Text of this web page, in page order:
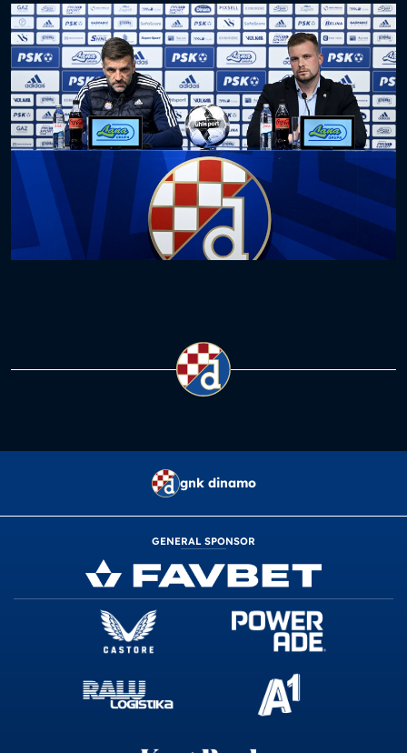
gnk dinamo
GENERAL SPONSOR